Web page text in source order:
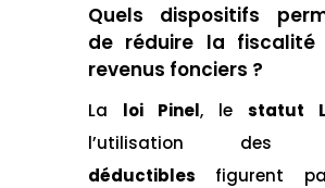
Quels dispositifs
de réduire la fiscalité
revenus fonciers ?
La loi Pinel, le statut
l’utilisation des
déductibles
figurent